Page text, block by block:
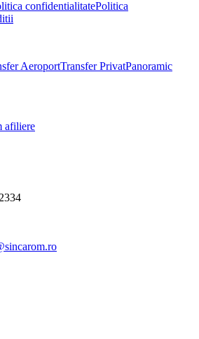
confidentialitatePolitica
AeroportTransfer PrivatPanoramic
afiliere